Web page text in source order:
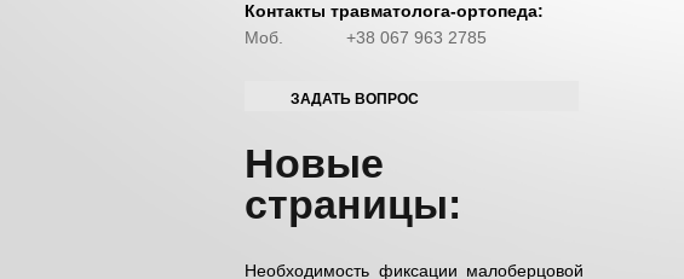
Контакты травматолога-ортопеда:
+38 067 963 2785
Моб.
ЗАДАТЬ ВОПРОС
Новые
страницы:
Необходимость фиксации малоберцовой